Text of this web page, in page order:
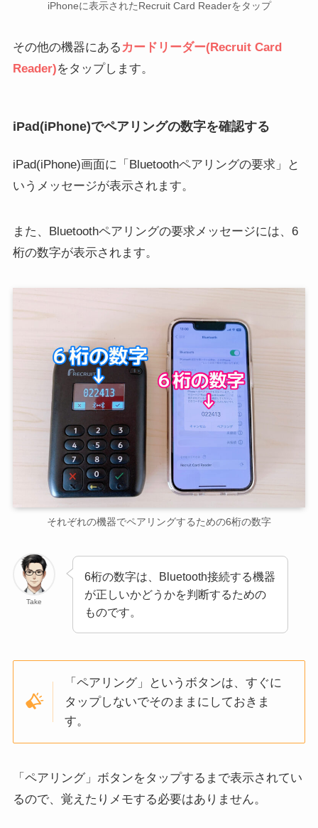
iPhoneに表示されたRecruit Card Readerをタップ
その他の機器にある カードリーダー(Recruit Card
Reader)をタップします。
iPad(iPhone)でペアリングの数字を確認する
iPad(iPhone)画面に「Bluetoothペアリングの要求」と
いうメッセージが表示されます。
また、Bluetoothペアリングの要求メッセージには、6
桁の数字が表示されます。
それぞれの機器でペアリングするための6桁の数字
Take
6桁の数字は、Bluetooth接続する機器
が正しいかどうかを判断するための
ものです。
「ペアリング」というボタンは、すぐに
タップしないでそのままにしておきま
す。
「ペアリング」ボタンをタップするまで表示されてい
るので、覚えたりメモする必要はありません。